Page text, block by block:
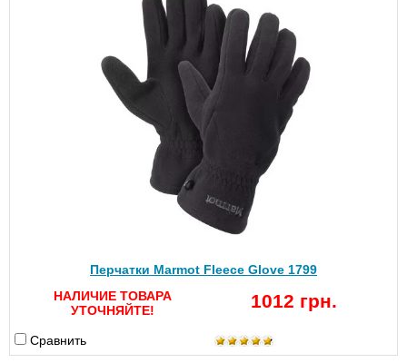
Перчатки Marmot Fleece Glove 1799
НАЛИЧИЕ ТОВАРА
УТОЧНЯЙТЕ!
1012 грн.
Сравнить